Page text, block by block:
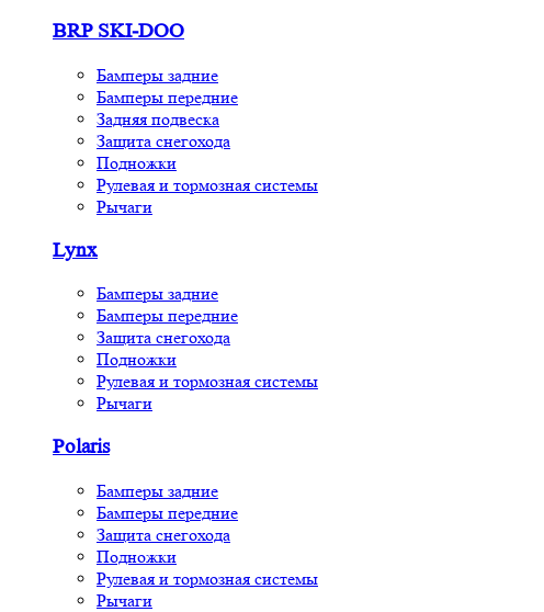
BRP SKI-DOO
Бамперы задние
Бамперы передние
Задняя подвеска
Защита снегохода
Подножки
Рулевая и тормозная системы
Рычаги
Lynx
Бамперы задние
Бамперы передние
Защита снегохода
Подножки
Рулевая и тормозная системы
Рычаги
Polaris
Бамперы задние
Бамперы передние
Защита снегохода
Подножки
Рулевая и тормозная системы
Рычаги